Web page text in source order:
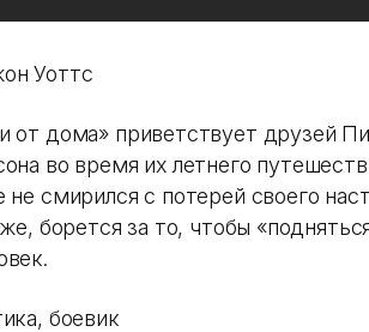
Уоттс
от дома» приветствует друзей
во время их летнего
смирился с потерей своего
борется за то, чтобы
боевик